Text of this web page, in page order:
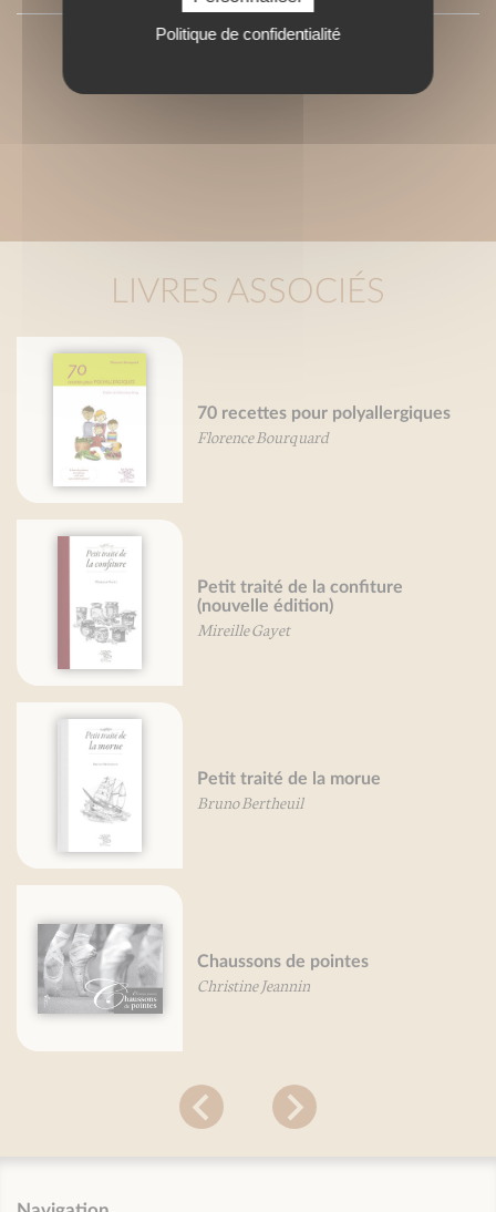
LIVRES ASSOCIÉS
70 recettes pour polyallergiques
Florence Bourquard
Petit traité de la confiture
(nouvelle édition)
Mireille Gayet
Petit traité de la morue
Bruno Bertheuil
Chaussons de pointes
Christine Jeannin
Politique de confidentialité